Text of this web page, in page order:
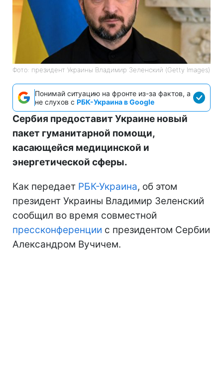
Фото: президент Украины Владимир Зеленский (Getty Images)
Понимай ситуацию на фронте из-за фактов, а
не слухов с РБК-Украина в Google
Сербия предоставит Украине новый
пакет гуманитарной помощи,
касающейся медицинской и
энергетической сферы.
Как передает РБК-Украина, об этом
президент Украины Владимир Зеленский
сообщил во время совместной
прессконференции с президентом Сербии
Александром Вучичем.